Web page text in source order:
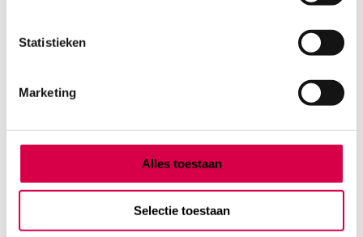
Statistieken
Marketing
Alles toestaan
Selectie toestaan
Product categorieën
Inactief/test/overig
Overig
Tape
Praktijkinrichting